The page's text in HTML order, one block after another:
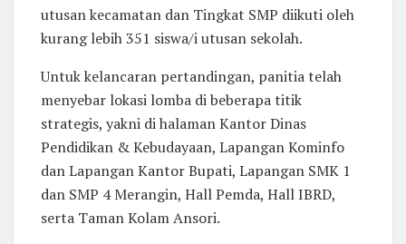
utusan kecamatan dan Tingkat SMP diikuti oleh
kurang lebih 351 siswa/i utusan sekolah.
Untuk kelancaran pertandingan, panitia telah
menyebar lokasi lomba di beberapa titik
strategis, yakni di halaman Kantor Dinas
Pendidikan & Kebudayaan, Lapangan Kominfo
dan Lapangan Kantor Bupati, Lapangan SMK 1
dan SMP 4 Merangin, Hall Pemda, Hall IBRD,
serta Taman Kolam Ansori.